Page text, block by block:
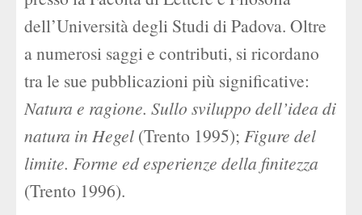
dell’Università degli Studi di Padova. Oltre
a numerosi saggi e contributi, si ricordano
tra le sue pubblicazioni più significative:
Natura e ragione. Sullo sviluppo dell’idea di
natura in Hegel (Trento 1995); Figure del
limite. Forme ed esperienze della finitezza
(Trento 1996).